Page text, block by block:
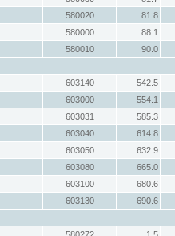
580020
81.8
580000
88.1
580010
90.0
603140
542.5
603000
554.1
603031
585.3
603040
614.8
603050
632.9
603080
665.0
603100
680.6
603130
690.6